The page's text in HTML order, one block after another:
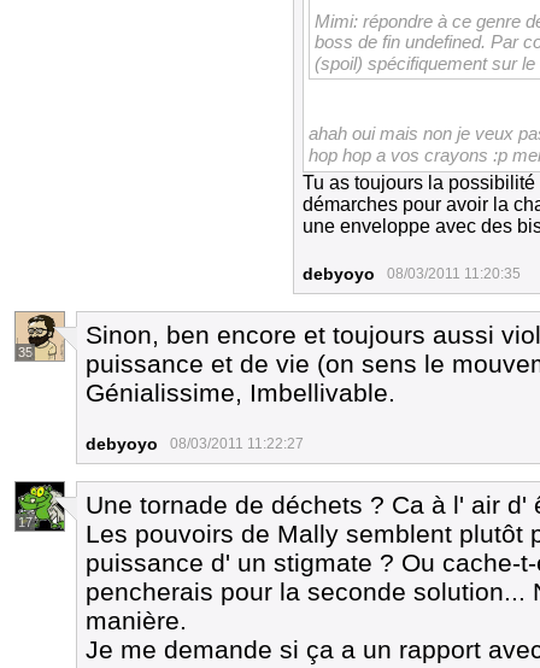
Mimi: répondre à ce genre
boss de fin undefined. Par
(spoil) spécifiquement sur
ahah oui mais non je veux
hop hop a vos crayons :p
Tu as toujours la
démarches pour avoir la
une enveloppe avec des
debyoyo 08/03/2011 11:20:35
35
Sinon, ben encore et toujours aussi
puissance et de vie (on sens le
Génialissime, Imbellivable.
debyoyo 08/03/2011 11:22:27
17
Une tornade de déchets ? Ca à l' air
Les pouvoirs de Mally semblent plutôt
puissance d' un stigmate ? Ou cache-
pencherais pour la seconde solution...
manière.
Je me demande si ça a un rapport